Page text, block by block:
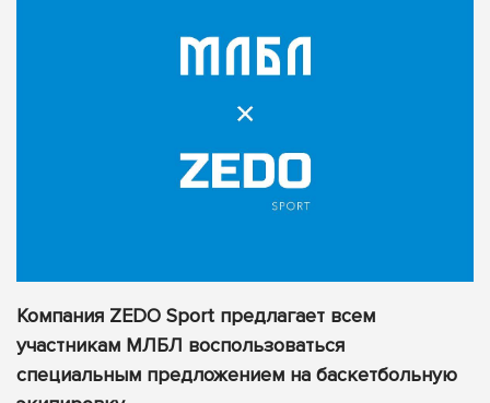
Компания ZEDO Sport предлагает всем
участникам МЛБЛ воспользоваться
специальным предложением на баскетбольную